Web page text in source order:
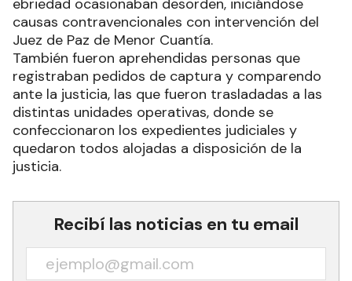
causas contravencionales con intervención del
Juez de Paz de Menor Cuantía.
También fueron aprehendidas personas que
registraban pedidos de captura y comparendo
ante la justicia, las que fueron trasladadas a las
distintas unidades operativas, donde se
confeccionaron los expedientes judiciales y
quedaron todos alojadas a disposición de la
justicia.
Recibí las noticias en tu email